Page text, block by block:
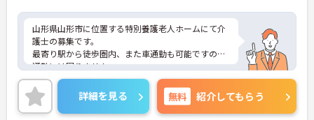
山形県山形市に位置する特別養護老人ホームにて介
護士の募集です。
最寄り駅から徒歩圏内、また車通勤も可能ですので
通勤には困りません。
あなたの経験やスキルを活かして、高齢者の皆さま
が安心して過ごせる空間づくりにチャレンジしてみ
ませんか？
ご興味ある方には、面接対策ポイントなど、さらに
詳細を見る 無料 紹介してもらう